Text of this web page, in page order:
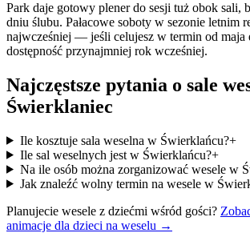
Park daje gotowy plener do sesji tuż obok sali,
dniu ślubu. Pałacowe soboty w sezonie letnim
najwcześniej — jeśli celujesz w termin od maja
dostępność przynajmniej rok wcześniej.
Najczęstsze pytania o sale
Świerklaniec
Ile kosztuje sala weselna w Świerklańcu?+
Ile sal weselnych jest w Świerklańcu?+
Na ile osób można zorganizować wesele w
Jak znaleźć wolny termin na wesele w
Planujecie wesele z dziećmi wśród gości?
animacje dla dzieci na weselu →